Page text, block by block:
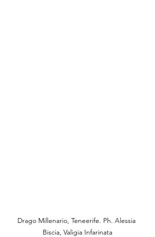
Drago Millenario, Teneerife. Ph. Alessia
Biscia, Valigia Infarinata